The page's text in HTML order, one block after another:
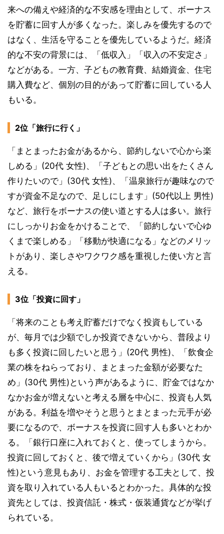
来への備えや経済的な不安感を理由として、ボーナス
を貯蓄に回す人が多くなった。楽しみを優先するので
はなく、生活を守ることを優先しているようだ。経済
的な不安の背景には、「低収入」「収入の不安定さ」
などがある。一方、子どもの教育費、結婚資金、住宅
購入費など、個別の目的があって貯蓄に回している人
もいる。
2位「旅行に行く」
「まとまったお金があるから、節約しないで心から楽
しめる」(20代 女性)、「子どもとの思い出をたくさん
作りたいので」(30代 女性)、「温泉旅行が趣味なので
すが資金不足なので、足しにします」(50代以上 男性)
など、旅行をボーナスの使い道とする人は多い。旅行
にしっかりお金をかけることで、「節約しないで心ゆ
くまで楽しめる」「移動が快適になる」などのメリッ
トがあり、楽しさやワクワク感を重視した使い方と言
える。
3位「投資に回す」
「将来のことも考え貯蓄だけでなく投資もしている
が、毎月では少額でしか投資できないから、普段より
も多く投資に回したいと思う」(20代 男性)、「飲食企
業の株をねらっており、まとまった金額が必要なた
め」(30代 男性)という声があるように、貯金ではなか
なかお金が増えないと考える層を中心に、投資も人気
がある。利益を増やそうと思うとまとまった元手が必
要になるので、ボーナスを投資に回す人も多いとわか
る。「銀行口座に入れておくと、使ってしまうから。
投資に回しておくと、後で増えていくから」(30代 女
性)という意見もあり、お金を管理する工夫として、投
資を取り入れている人もいるとわかった。具体的な投
資先としては、投資信託・株式・仮装通貨などが挙げ
られている。